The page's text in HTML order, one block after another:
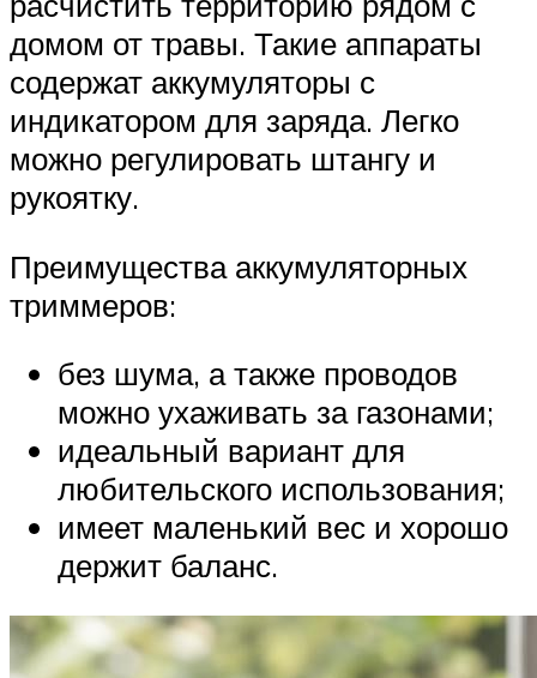
домом от травы. Такие аппараты
содержат аккумуляторы с
индикатором для заряда. Легко
можно регулировать штангу и
рукоятку.
Преимущества аккумуляторных
триммеров:
без шума, а также проводов
можно ухаживать за газонами;
идеальный вариант для
любительского использования;
имеет маленький вес и хорошо
держит баланс.